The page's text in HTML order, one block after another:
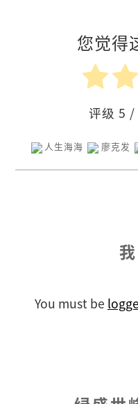
您觉得
评级 5 /
人生海海 廖克发
You must be